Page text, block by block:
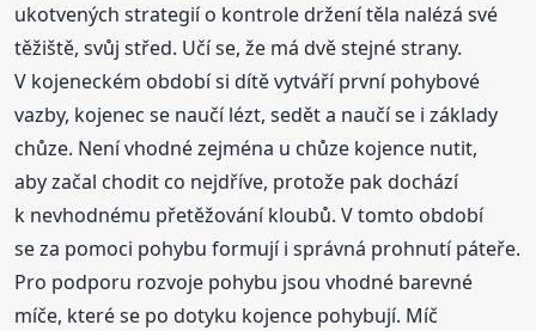
ukotvených strategií o kontrole držení těla nalézá své
těžiště, svůj střed. Učí se, že má dvě stejné strany.
V kojeneckém období si dítě vytváří první pohybové
vazby, kojenec se naučí lézt, sedět a naučí se i základy
chůze. Není vhodné zejména u chůze kojence nutit,
aby začal chodit co nejdříve, protože pak dochází
k nevhodnému přetěžování kloubů. V tomto období
se za pomoci pohybu formují i správná prohnutí páteře.
Pro podporu rozvoje pohybu jsou vhodné barevné
míče, které se po dotyku kojence pohybují. Míč